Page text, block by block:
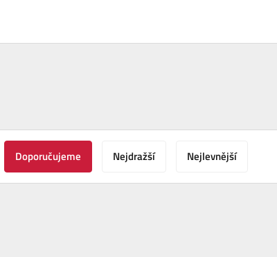
Doporučujeme Nejdražší Nejlevnější